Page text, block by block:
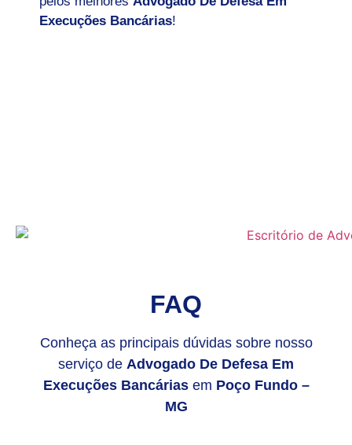
Execuções Bancárias!
FAQ
Conheça as principais dúvidas sobre nosso
serviço de Advogado De Defesa Em
Execuções Bancáriasem Poço Fundo –
MG